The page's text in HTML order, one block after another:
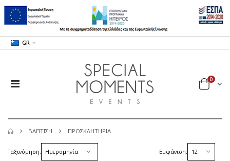
GR
0
ΒΑΠΤΙΣΗ ΠΡΟΣΚΛΗΤΗΡΙΑ
Ταξινόμηση: Εμφάνιση: